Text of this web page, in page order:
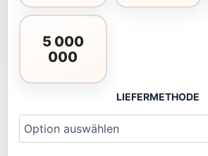
5 000
000
LIEFERMETHODE